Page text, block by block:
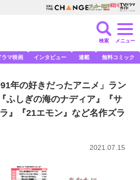
検索 メニュー
ラマ映画 インタビュー 連載 無料コミック
年の好きだったアニメ」ラン
ふしぎの海のナディア』『サ
』『21エモン』など名作ズラ
2021.07.15